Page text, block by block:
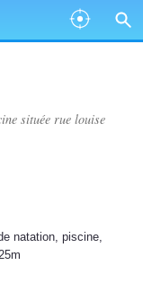
située rue louise
natation, piscine,